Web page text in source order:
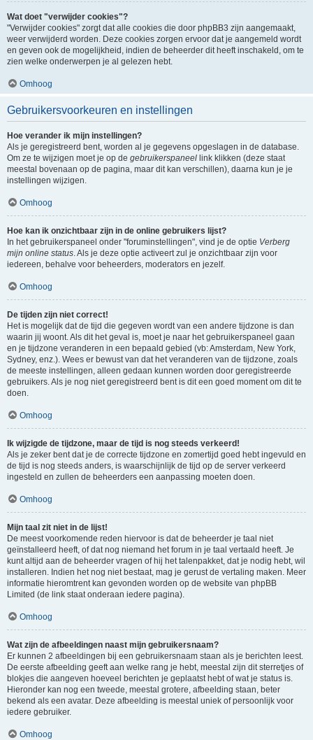
Wat doet "verwijder cookies"?
"Verwijder cookies" zorgt dat alle cookies die door phpBB3 zijn aangemaakt,
weer verwijderd worden. Deze cookies zorgen ervoor dat je aangemeld wordt
en geven ook de mogelijkheid, indien de beheerder dit heeft inschakeld, om te
zien welke onderwerpen je al gelezen hebt.
Omhoog
Gebruikersvoorkeuren en instellingen
Hoe verander ik mijn instellingen?
Als je geregistreerd bent, worden al je gegevens opgeslagen in de database.
Om ze te wijzigen moet je op de gebruikerspaneel link klikken (deze staat
meestal bovenaan op de pagina, maar dit kan verschillen), daarna kun je je
instellingen wijzigen.
Omhoog
Hoe kan ik onzichtbaar zijn in de online gebruikers lijst?
In het gebruikerspaneel onder "foruminstellingen", vind je de optie Verberg
mijn online status . Als je deze optie activeert zul je onzichtbaar zijn voor
iedereen, behalve voor beheerders, moderators en jezelf.
Omhoog
De tijden zijn niet correct!
Het is mogelijk dat de tijd die gegeven wordt van een andere tijdzone is dan
waarin jij woont. Als dit het geval is, moet je naar het gebruikerspaneel gaan
en je tijdzone veranderen in een bepaald gebied (vb: Amsterdam, New York,
Sydney, enz.). Wees er bewust van dat het veranderen van de tijdzone, zoals
de meeste instellingen, alleen gedaan kunnen worden door geregistreerde
gebruikers. Als je nog niet geregistreerd bent is dit een goed moment om dit te
doen.
Omhoog
Ik wijzigde de tijdzone, maar de tijd is nog steeds verkeerd!
Als je zeker bent dat je de correcte tijdzone en zomertijd goed hebt ingevuld en
de tijd is nog steeds anders, is waarschijnlijk de tijd op de server verkeerd
ingesteld en zullen de beheerders een aanpassing moeten doen.
Omhoog
Mijn taal zit niet in de lijst!
De meest voorkomende reden hiervoor is dat de beheerder je taal niet
geïnstalleerd heeft, of dat nog niemand het forum in je taal vertaald heeft. Je
kunt altijd aan de beheerder vragen of hij het talenpakket, dat je nodig hebt, wil
installeren. Indien het nog niet bestaat, mag je gerust de vertaling maken. Meer
informatie hieromtrent kan gevonden worden op de website van phpBB
Limited (de link staat onderaan iedere pagina).
Omhoog
Wat zijn de afbeeldingen naast mijn gebruikersnaam?
Er kunnen 2 afbeeldingen bij een gebruikersnaam staan als je berichten leest.
De eerste afbeelding geeft aan welke rang je hebt, meestal zijn dit sterretjes of
blokjes die aangeven hoeveel berichten je geplaatst hebt of wat je status is.
Hieronder kan nog een tweede, meestal grotere, afbeelding staan, beter
bekend als een avatar. Deze afbeelding is meestal uniek of persoonlijk voor
iedere gebruiker.
Omhoog